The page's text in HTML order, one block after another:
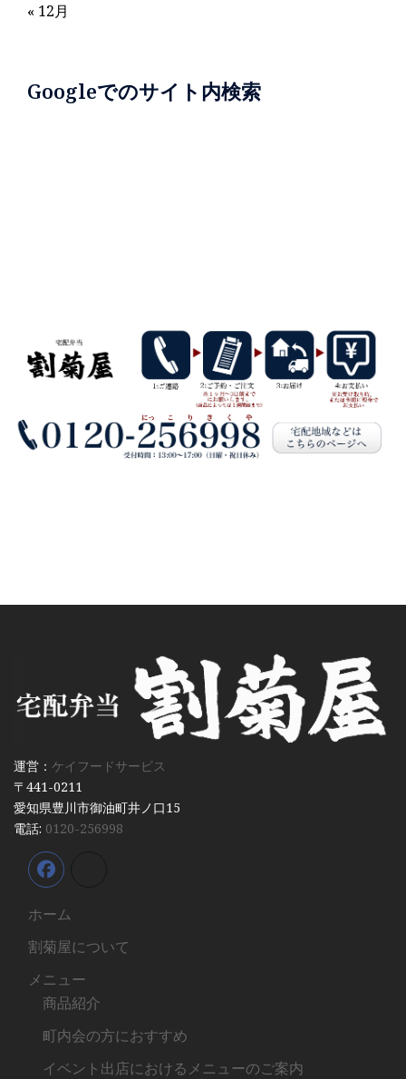
« 12月
Googleでのサイト内検索
運営： ケイフードサービス
〒441-0211
愛知県豊川市御油町井ノ口15
電話: 0120-256998
ホーム
割菊屋について
メニュー
商品紹介
町内会の方におすすめ
イベント出店におけるメニューのご案内